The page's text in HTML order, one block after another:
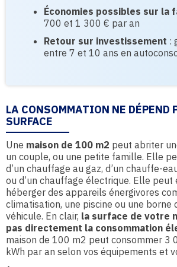
Économies possibles sur la
700 et 1 300 € par an
Retour sur investissement :
entre 7 et 10 ans en
LA CONSOMMATION NE DÉPEND
SURFACE
Une maison de 100 m2 peut abriter
un couple, ou une petite famille. Elle
d’un chauffage au gaz, d’un chauffe-
ou d’un chauffage électrique. Elle peut
héberger des appareils énergivores
climatisation, une piscine ou une borne
véhicule. En clair, la surface de votre
pas directement la consommation
maison de 100 m2 peut consommer 3
kWh par an selon vos équipements et